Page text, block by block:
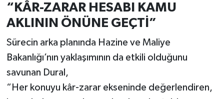
“KÂR-ZARAR HESABI KAMU
AKLININ ÖNÜNE GEÇTİ”
Sürecin arka planında Hazine ve Maliye
Bakanlığı’nın yaklaşımının da etkili olduğunu
savunan Dural,
“Her konuyu kâr-zarar ekseninde değerlendiren,